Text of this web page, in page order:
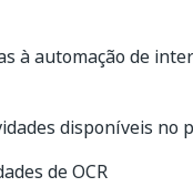
à automação de
disponíveis no
de OCR